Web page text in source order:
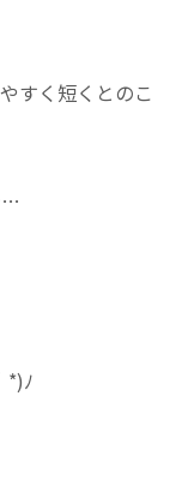
すく短くとのこ
…
*)ﾉ